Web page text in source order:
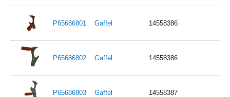
P65686801 Gaffel 14558386
P65686802 Gaffel 14558386
P65686803 Gaffel 14558387